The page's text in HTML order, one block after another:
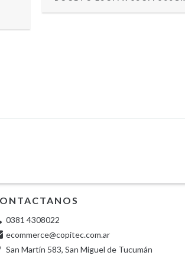
0381 4308022
ecommerce@copitec.com.ar
San Martín 583, San Miguel de Tucumán